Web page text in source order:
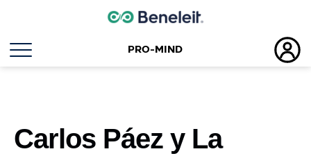
PRO-MIND
Carlos Páez y La